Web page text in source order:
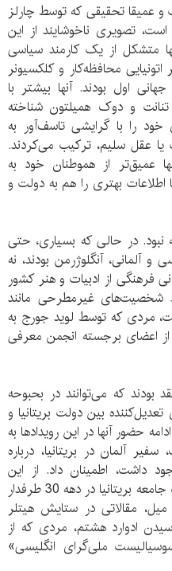
و عمیقا تحقیقی که توسط چارلز
تصویری ناخوشایند از این
متشکل از یک کارمند سیاسی
محافظه‌کار و کلکسیونر
اول بودند. آنها بیشتر با
و دوک همیلتون شناخته
را با گرایشی تاسف‌آور به
یا عقل سلیم، ترکیب می‌کردند.
عمیق‌تر از هموطنان خود به
اطلاعات بهتری را هم به دولت و
نبود. در حالی که بسیاری، حتی
و آلمانی، آنگلوژرمن بودند، نه
فرهنگی از ادبیات و هنر کشور
شخصیت‌های غیرمطرحی مانند
مردی که توسط لوید جورج به
اعضای برجسته انجمن معرفی
بودند که می‌توانند در بحبوحه
بین دولت بریتانیا و
حضور آنها در این رویدادها به
آلمان در بریتانیا، درباره
داشت، اطمینان داد. از این
گذشته، بسیاری از چهره‌های برجسته جامعه بریتانیا در دهه 30 طرفدار
میل، مقالاتی در ستایش هیتلر
ادوارد هشتم، مردی که از
ملی‌گرای انگلیسی»